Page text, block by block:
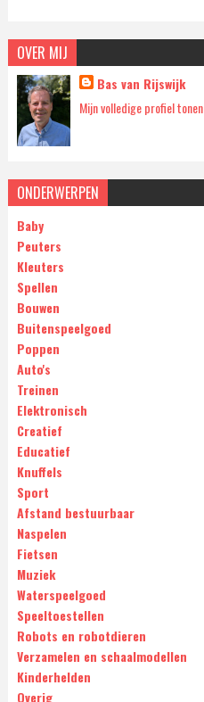
OVER MIJ
Bas van Rijswijk
Mijn volledige profiel tonen
ONDERWERPEN
Baby
Peuters
Kleuters
Spellen
Bouwen
Buitenspeelgoed
Poppen
Auto's
Treinen
Elektronisch
Creatief
Educatief
Knuffels
Sport
Afstand bestuurbaar
Naspelen
Fietsen
Muziek
Waterspeelgoed
Speeltoestellen
Robots en robotdieren
Verzamelen en schaalmodellen
Kinderhelden
Overig